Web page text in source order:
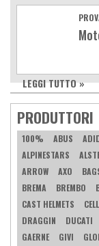
LEGGI TUTTO »
PRODUTTORI
100% ABUS
ALPINESTARS
ARROW
AXO
BREMA
BREMBO
CAST HELMETS
DRAGGIN
DUCATI
GAERNE
GIVI